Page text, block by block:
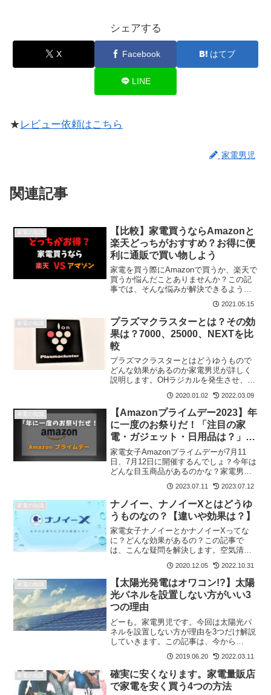
シェアする
X Facebook はてブ
LINE
★レビュー依頼はこちら
家電男児
関連記事
家電の知識
【比較】家電買うならAmazonと
楽天どっちがおすすめ？お得に便
利に通販で買い物しよう
家電を買う際にAmazonで買うか、楽天で
買うか悩んだことありませんか？この記
事では、そんな悩みが解決できるよう
買った方がいいのか？Amazonと楽天でお
得な買い物方法などをご紹介していま
す。Amazonでは価格の安さ、楽天はポイ
ントの多さが魅力となっています。
2021.05.15
家電の知識
プラズマクラスターとは？その効
果は？7000、25000、NEXTを比
較
プラズマクラスターとはどうゆうもので
どんな効果があるのか家電男児が詳しく
説明します。OHラジカルを発生させ、除
菌・消臭はもちろん静電気も抑制する効
2020.01.02 2022.03.09
家電の知識
【Amazonプライムデー2023】年
に一度のお祭りだ！「注目の家
電・ガジェット・日用品は？」目
玉商品が多数
家電女子Amazonプライムデーが7月11
日、7月12日に開催するんでしょ？今年は
どんな目玉商品があるのかな？家電男児
そう、プライムデーって年に一度の大セ
ールだから買いたいものがあれば、この
期間に買うべき。お得に買い物できる方
法と目玉商品を...
2023.07.11 2023.07.12
家電の知識
ナノイー、ナノイーXとはどうゆ
うものなの？【違いや効果は？】
家電女子ナノイーとかナノイーXってな
に？どんな効果があるの？この記事で
は、こんな疑問を解決します。空気清浄
機やエアコンや冷蔵庫なんかでも使用さ
れているイオン。大手メーカーが売りに
しているイオンの種類はパナソニック：
ナノイーシャープ：プラズマ...
2020.12.05 2022.10.31
家電の知識
【太陽光発電はオワコン!?】太陽
光パネルを設置しない方がいい3
つの理由
どーも。家電男児です。今回は太陽光パ
ネルを設置しない方が理由を3つだけ解説
していきます。この記事は、今から
（2019年）太陽光パネルを設置しようと
お考えの方に向けて書いています。結論
から言うと・太陽光パネルはもう設置し
ないほうがいいというの...
2019.06.20 2022.03.11
家電の知識
確実に安くなります。家電量販店
で家電を安く買う4つの方法